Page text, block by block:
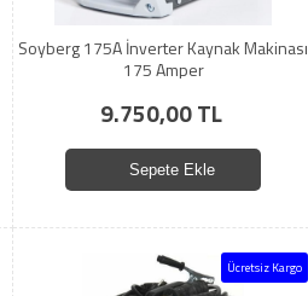
Soyberg 175A İnverter Kaynak Makinası
175 Amper
9.750,00 TL
Sepete Ekle
Ücretsiz Kargo